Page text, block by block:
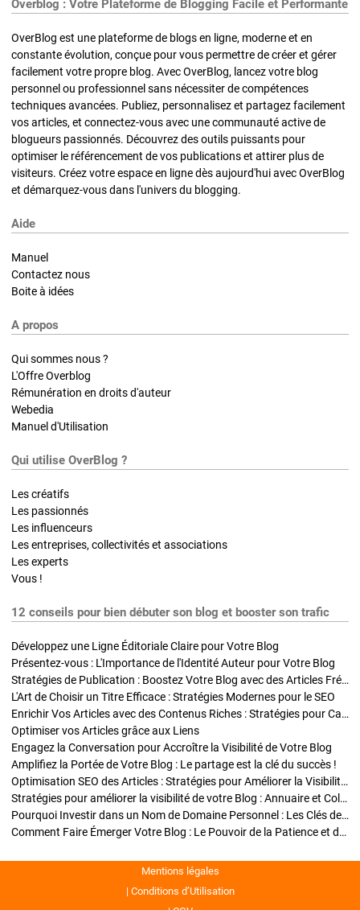
Overblog : Votre Plateforme de Blogging Facile et Performante
OverBlog est une plateforme de blogs en ligne, moderne et en
constante évolution, conçue pour vous permettre de créer et gérer
facilement votre propre blog. Avec OverBlog, lancez votre blog
personnel ou professionnel sans nécessiter de compétences
techniques avancées. Publiez, personnalisez et partagez facilement
vos articles, et connectez-vous avec une communauté active de
blogueurs passionnés. Découvrez des outils puissants pour
optimiser le référencement de vos publications et attirer plus de
visiteurs. Créez votre espace en ligne dès aujourd'hui avec OverBlog
et démarquez-vous dans l'univers du blogging.
Aide
Manuel
Contactez nous
Boite à idées
A propos
Qui sommes nous ?
L'Offre Overblog
Rémunération en droits d'auteur
Webedia
Manuel d'Utilisation
Qui utilise OverBlog ?
Les créatifs
Les passionnés
Les influenceurs
Les entreprises, collectivités et associations
Les experts
Vous !
12 conseils pour bien débuter son blog et booster son trafic
Développez une Ligne Éditoriale Claire pour Votre Blog
Présentez-vous : L'Importance de l'Identité Auteur pour Votre Blog
Stratégies de Publication : Boostez Votre Blog avec des Articles Fréquents et Exclusifs
L'Art de Choisir un Titre Efficace : Stratégies Modernes pour le SEO
Enrichir Vos Articles avec des Contenus Riches : Stratégies pour Captiver et Optimiser
Optimiser vos Articles grâce aux Liens
Engagez la Conversation pour Accroître la Visibilité de Votre Blog
Amplifiez la Portée de Votre Blog : Le partage est la clé du succès !
Optimisation SEO des Articles : Stratégies pour Améliorer la Visibilité de Votre Blog
Stratégies pour améliorer la visibilité de votre Blog : Annuaire et Collaborations
Pourquoi Investir dans un Nom de Domaine Personnel : Les Clés de la Réussite de Votre Blog
Comment Faire Émerger Votre Blog : Le Pouvoir de la Patience et de la Persévérance
Mentions légales
Conditions d’Utilisation